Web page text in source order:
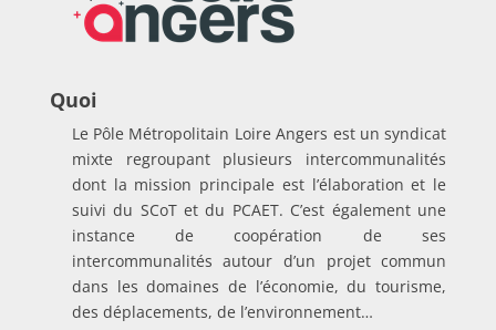
Quoi
Le Pôle Métropolitain Loire Angers est un syndicat
mixte regroupant plusieurs intercommunalités
dont la mission principale est l’élaboration et le
suivi du SCoT et du PCAET. C’est également une
instance de coopération de ses
intercommunalités autour d’un projet commun
dans les domaines de l’économie, du tourisme,
des déplacements, de l’environnement…